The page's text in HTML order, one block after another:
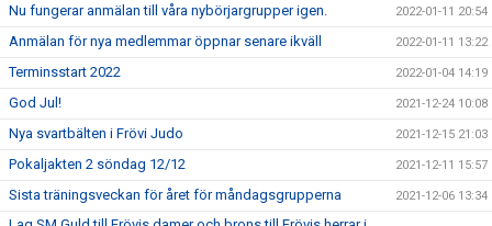
Nu fungerar anmälan till våra nybörjargrupper igen. 2022-01-11 20:54
Anmälan för nya medlemmar öppnar senare ikväll 2022-01-11 13:22
Terminsstart 2022 2022-01-04 14:19
God Jul! 2021-12-24 10:08
Nya svartbälten i Frövi Judo 2021-12-15 21:03
Pokaljakten 2 söndag 12/12 2021-12-11 15:57
Sista träningsveckan för året för måndagsgrupperna 2021-12-06 13:34